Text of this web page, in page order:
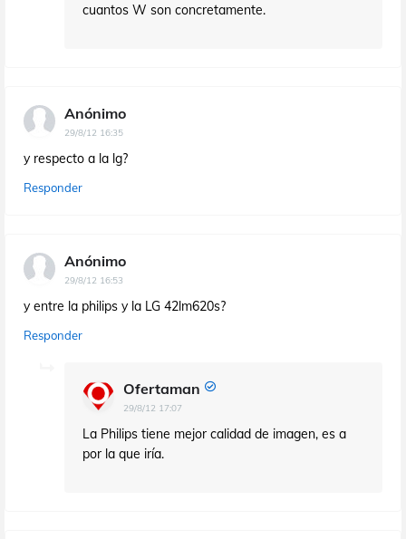
cuantos W son concretamente.
Anónimo
29/8/12 16:35
y respecto a la lg?
Responder
Anónimo
29/8/12 16:53
y entre la philips y la LG 42lm620s?
Responder
Ofertaman
29/8/12 17:07
La Philips tiene mejor calidad de imagen, es a
por la que iría.